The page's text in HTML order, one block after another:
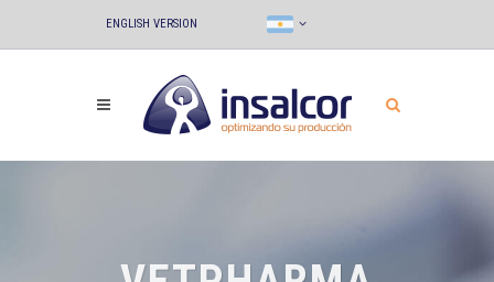
ENGLISH VERSION